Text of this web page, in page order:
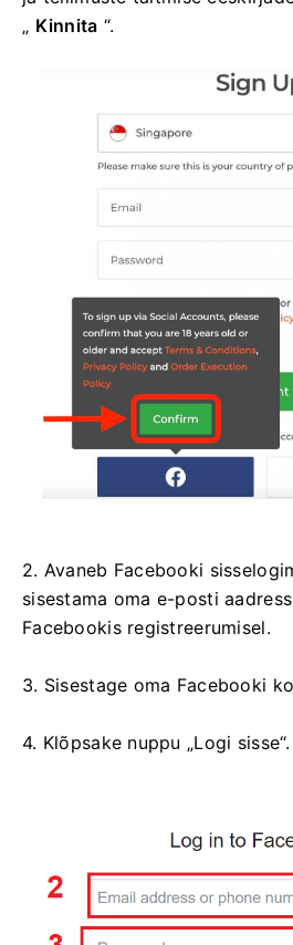
„ Kinnita “.
2. Avaneb Facebooki
sisestama oma e-posti
Facebookis registreerumisel.
3. Sisestage oma Facebooki
4. Klõpsake nuppu „Logi sisse“.